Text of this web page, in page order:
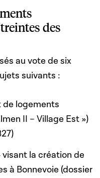
des
au vote de six
suivants :
logements
II – Village Est »)
la création de
à Bonnevoie (dossier